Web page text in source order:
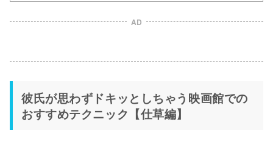
AD
彼氏が思わずドキッとしちゃう映画館での
おすすめテクニック【仕草編】